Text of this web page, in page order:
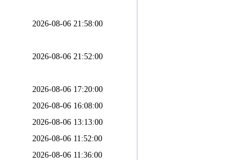
2026-08-06 21:58:00
2026-08-06 21:52:00
2026-08-06 17:20:00
2026-08-06 16:08:00
2026-08-06 13:13:00
2026-08-06 11:52:00
2026-08-06 11:36:00